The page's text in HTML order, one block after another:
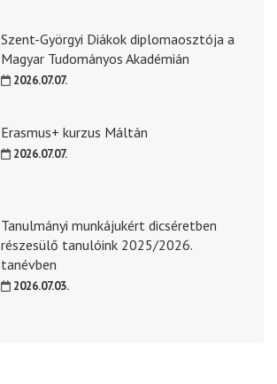
Szent-Györgyi Diákok diplomaosztója a
Magyar Tudományos Akadémián
2026.07.07.
Erasmus+ kurzus Máltán
2026.07.07.
Tanulmányi munkájukért dicséretben
részesülő tanulóink 2025/2026.
tanévben
2026.07.03.